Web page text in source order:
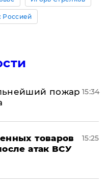
Россией
пожар 15:34
товаров
атак ВСУ
15:25